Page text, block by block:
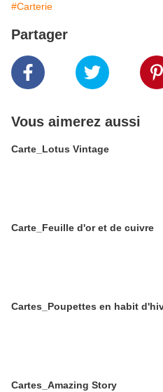
#Carterie
Partager
Vous aimerez aussi
Carte_Lotus Vintage
Carte_Feuille d'or et de cuivre
Cartes_Poupettes en habit
Cartes_Amazing Story